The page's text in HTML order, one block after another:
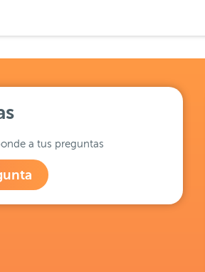
a tus preguntas